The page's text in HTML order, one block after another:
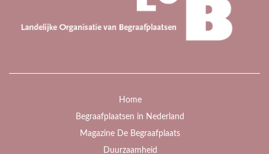
Home
Begraafplaatsen in Nederland
Magazine De Begraafplaats
Duurzaamheid